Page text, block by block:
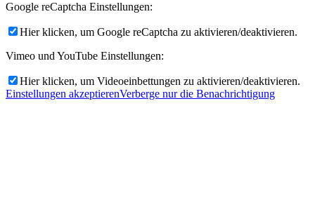
Google reCaptcha Einstellungen:
Hier klicken, um Google reCaptcha zu aktivieren/deaktivieren.
Vimeo und YouTube Einstellungen:
Hier klicken, um Videoeinbettungen zu aktivieren/deaktivieren.
Einstellungen akzeptierenVerberge nur die Benachrichtigung